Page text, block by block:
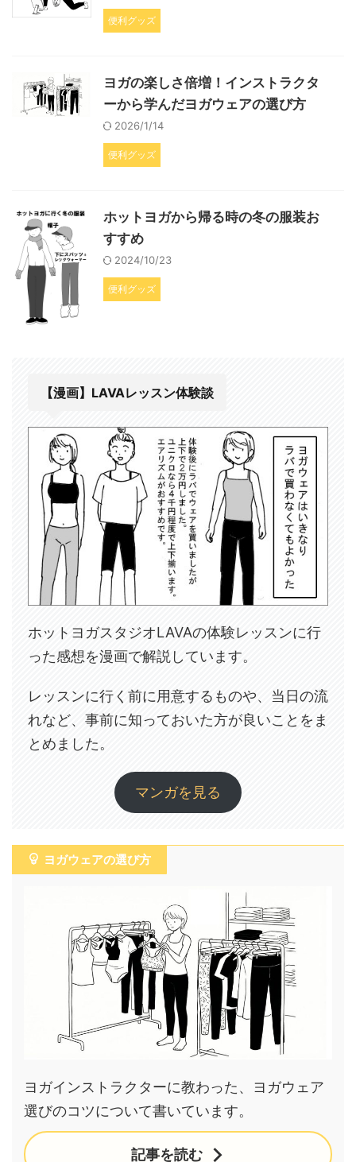
便利グッズ
ヨガの楽しさ倍増！インストラクタ
ーから学んだヨガウェアの選び方
2026/1/14
便利グッズ
ホットヨガから帰る時の冬の服装お
すすめ
2024/10/23
便利グッズ
【漫画】LAVAレッスン体験談
ホットヨガスタジオLAVAの体験レッスンに行
った感想を漫画で解説しています。
レッスンに行く前に用意するものや、当日の流
れなど、事前に知っておいた方が良いことをま
とめました。
マンガを見る
ヨガウェアの選び方
ヨガインストラクターに教わった、ヨガウェア
選びのコツについて書いています。
記事を読む